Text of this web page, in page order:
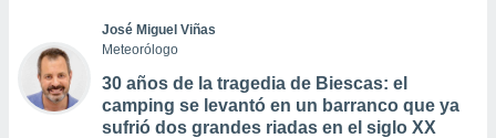
José Miguel Viñas
Meteorólogo
30 años de la tragedia de Biescas: el
camping se levantó en un barranco que ya
sufrió dos grandes riadas en el siglo XX